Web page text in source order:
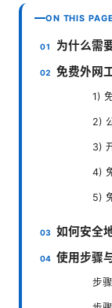
ON THIS PAGE
为什么需
免费外网
1)
2)
3)
4)
5)
如何安全
使用步骤
步